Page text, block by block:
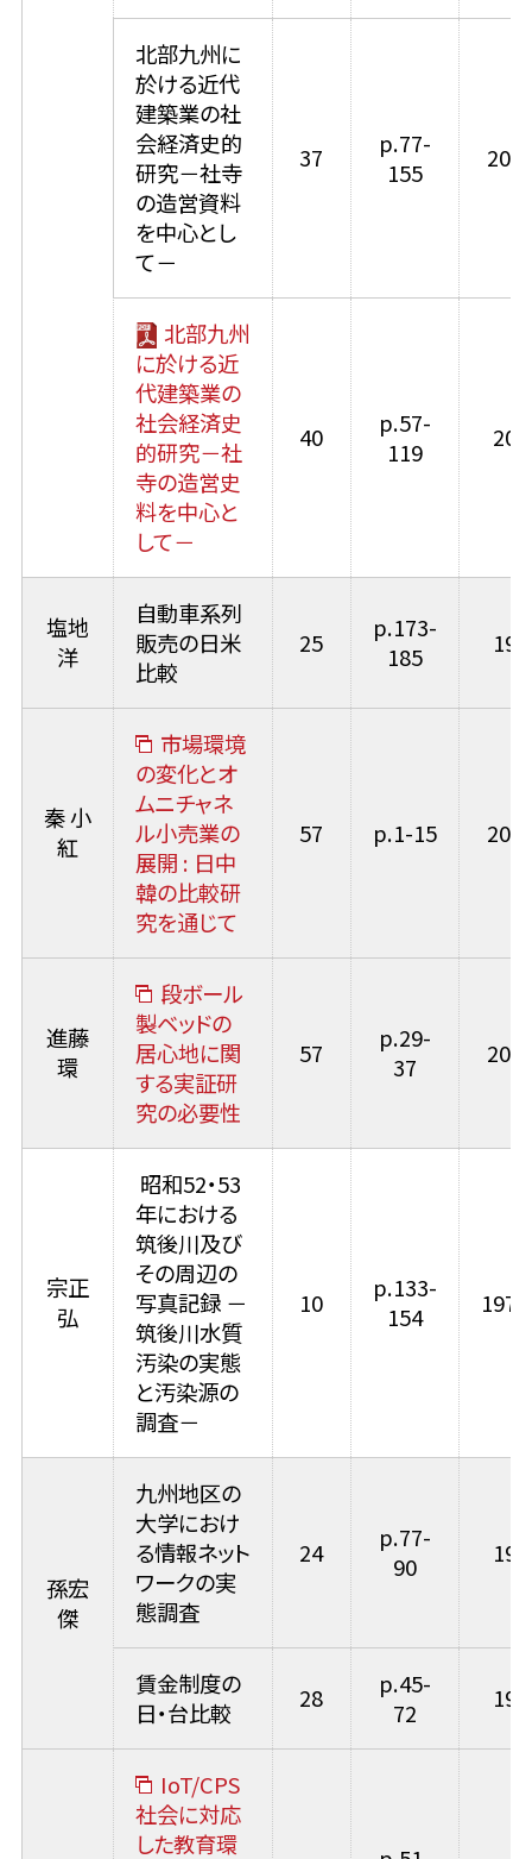
北部九州に
於ける近代
建築業の社
会経済史的
研究－社寺
の造営資料
を中心とし
て－
37
p.77-
155
北部九州
に於ける近
代建築業の
社会経済史
的研究－社
寺の造営史
料を中心と
して－
40
p.57-
119
塩地
洋
自動車系列
販売の日米
比較
25
p.173-
185
秦 小
紅
市場環境
の変化とオ
ムニチャネ
ル小売業の
展開 : 日中
韓の比較研
究を通じて
57 p.1-15
進藤
環
段ボール
製ベッドの
居心地に関
する実証研
究の必要性
57
p.29-
37
宗正
弘
昭和52・53
年における
筑後川及び
その周辺の
写真記録 －
筑後川水質
汚染の実態
と汚染源の
調査－
10
p.133-
154
孫宏
傑
九州地区の
大学におけ
る情報ネット
ワークの実
態調査
24
p.77-
90
賃金制度の
日・台比較
28
p.45-
72
IoT/CPS
社会に対応
した教育環